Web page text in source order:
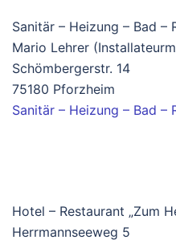
Sanitär – Heizung – Bad –
Mario Lehrer
Schömbergerstr. 14
75180 Pforzheim
Sanitär – Heizung – Bad –
Hotel – Restaurant „Zum
Herrmannseeweg 5